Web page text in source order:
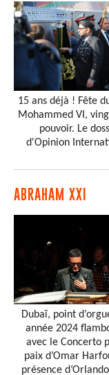
15 ans déjà ! Fête
Mohammed VI,
pouvoir. Le
d'Opinion
ABRAHAM XXI
Dubaï, point
année 2024
avec le Concerto
paix d’Omar
présence